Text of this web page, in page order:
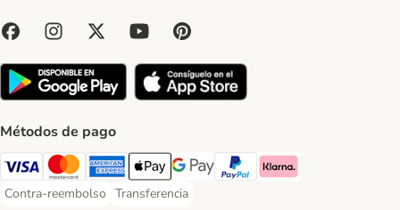
Métodos de pago
Visa Payment Method
Mastercard Payment Method
American Express Payment Method
Apple Pay Payment Method
Google Pay Payment Method
PayPal Payment Method
Klarna Payment Method
Contra-reembolso
Contra-reembolso Payment Method
Transferencia
Transferencia Payment Method